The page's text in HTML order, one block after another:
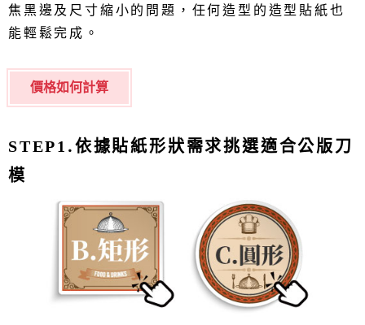
焦黑邊及尺寸縮小的問題，任何造型的造型貼紙也
能輕鬆完成。
價格如何計算
STEP1 .依據貼紙形狀需求挑選適合公版刀
模